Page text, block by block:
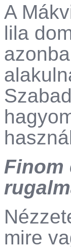
A
lila
Finom
mire